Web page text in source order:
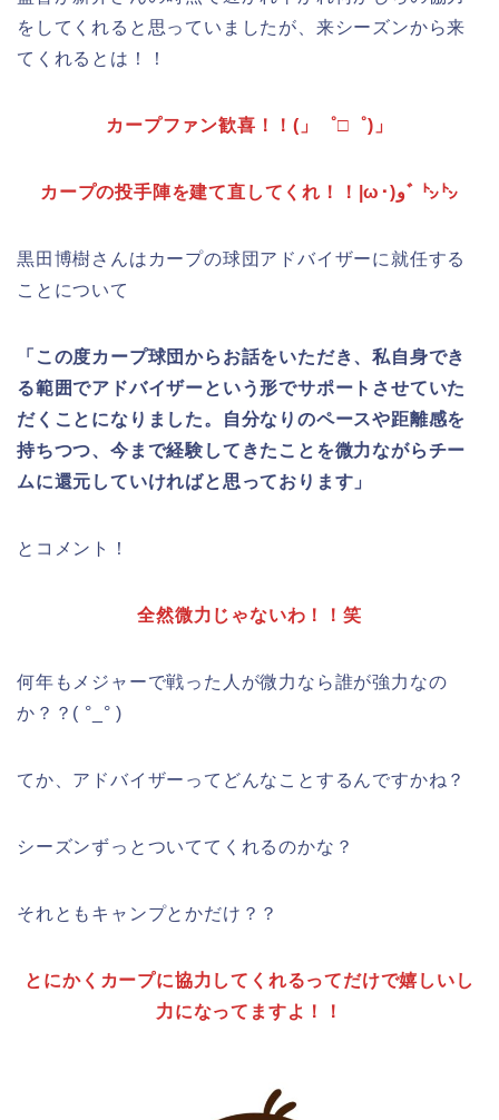
をしてくれる と思っていましたが、来シーズンから来
てくれるとは！！
カープファン歓喜！！(」゜□゜)」
カープの投手陣を建て直してくれ！！|ω･)وﾞ ㌧㌧
黒田博樹さんはカープの球団アドバイザーに就任する
ことについて
「この度カープ球団からお話をいただき、私自身でき
る範囲でアドバイザーという形でサポートさせていた
だくことになりました。自分なりのペースや距離感を
持ちつつ、今まで経験してきたことを微力ながらチー
ムに還元していければと思っております」
とコメント！
全然微力じゃないわ！！笑
何年もメジャーで戦った人が微力なら誰が強力なの
か？？( °_° )
てか、アドバイザーってどんなことするんですかね？
シーズンずっとついててくれるのかな？
それともキャンプとかだけ？？
とにかくカープに協力してくれるってだけで嬉しいし
力になってますよ！！